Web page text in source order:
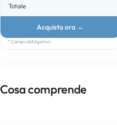
Totale
Acquista ora →
* Campi obbligatori
Cosa comprende